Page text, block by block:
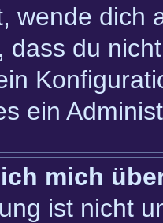
wende dich
dass du
ein
mich
ist nicht